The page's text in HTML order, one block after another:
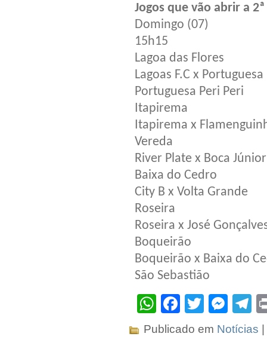
Jogos que vão abrir a
Domingo (07)
15h15
Lagoa das Flores
Lagoas F.C x
Portuguesa Peri Peri
Itapirema
Itapirema x
Vereda
River Plate x Boca Júnior
Baixa do Cedro
City B x Volta Grande
Roseira
Roseira x José
Boqueirão
Boqueirão x Baixa do
São Sebastião
WhatsApp
Facebook
Twitter
Publicado em Notícias